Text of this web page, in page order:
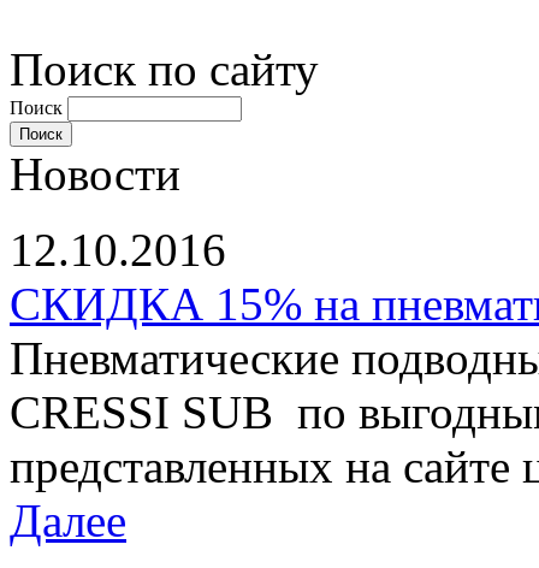
Поиск по сайту
Поиск
Новости
12.10.2016
СКИДКА 15% на
Пневматические
CRESSI SUB по
представленных на
Далее